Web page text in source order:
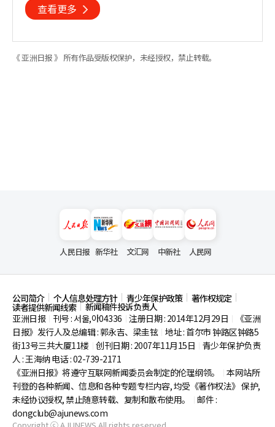
查看更多
《 亚洲日报 》 所有作品受版权保护，未经授权，禁止转载。
人民日报 新华社 文汇网 中新社 人民网
公司简介 个人信息处理方针 青少年保护政策 著作权规定
读者提供新闻线索
新闻稿件投诉负责人
亚洲日报
刊号 : 서울,아04336 注册日期 : 2014年12月29日
《亚洲
日报》发行人及总编辑 : 郭永吉、梁圭铉 地址 : 首尔市钟路区钟路5
街13号三共大厦11楼 创刊日期 : 2007年11月15日
青少年保护负责
人 : 王海纳 电话 : 02-739-2171
《亚洲日报》将遵守互联网新闻委员会制定的伦理纲领。
本网站所
刊登的各种新闻、信息和各种专题专栏内容, 均受《著作权法》 保护,
未经协议授权, 禁止随意转载、复制和散布使用。
邮件 :
dongclub@ajunews.com